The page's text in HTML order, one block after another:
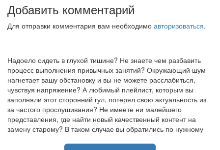
Добавить комментарий
Для отправки комментария вам необходимо авторизоваться.
Надоело сидеть в глухой тишине? Не знаете чем разбавить
процесс выполнения привычных занятий? Окружающий шум
нагнетает вашу обстановку и вы не можете расслабиться,
чувствуя напряжение? А любимый плейлист, которым вы
заполняли этот сторонний гул, потерял свою актуальность из
за частого прослушивания? Не имеете ни малейшего
представления, где найти новый качественный контент на
замену старому? В таком случае вы обратились по нужному